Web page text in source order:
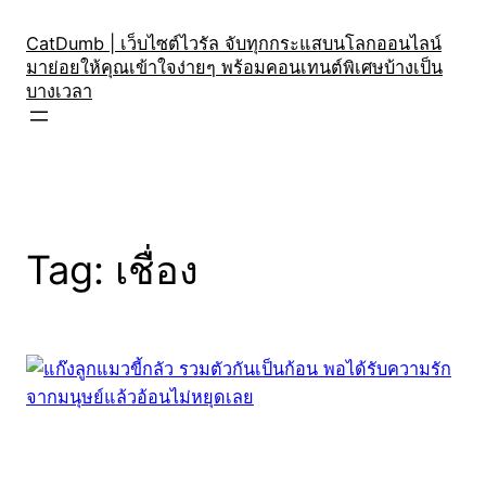
content
CatDumb | เว็บไซต์ไวรัล จับทุกกระแสบนโลกออนไลน์
มาย่อยให้คุณเข้าใจง่ายๆ พร้อมคอนเทนต์พิเศษบ้างเป็น
บางเวลา
Tag: เชื่อง